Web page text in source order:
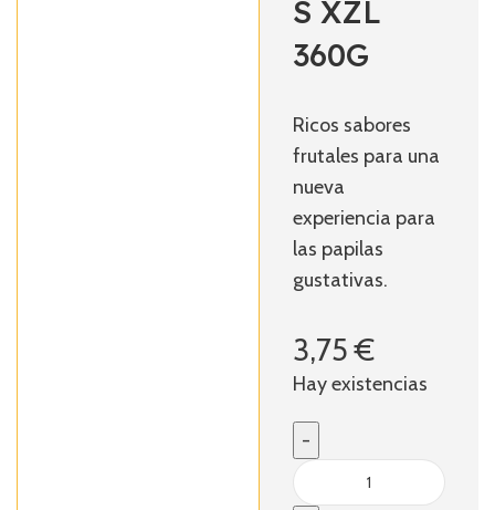
S XZL
360G
Ricos sabores
frutales para una
nueva
experiencia para
las papilas
gustativas.
3,75€
Hay existencias